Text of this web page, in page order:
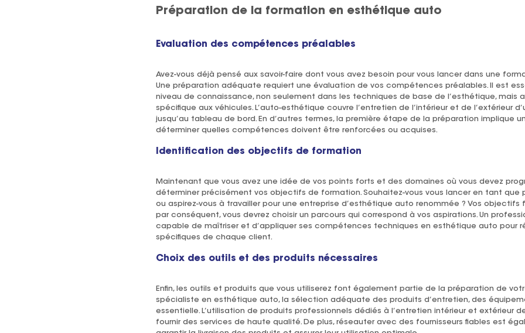
Préparation de la formation en esthétique auto
Evaluation des compétences préalables
Avez-vous déjà pensé aux savoir-faire dont vous avez besoin pour vous lancer dans une
Une préparation adéquate requiert une évaluation de vos compétences préalables. Il est
niveau de connaissance, non seulement dans les techniques de base de l’esthétique, mais
spécifique aux véhicules. L’auto-esthétique couvre l’entretien de l’intérieur et de l’extérieur
jusqu’au tableau de bord. En d’autres termes, la première étape de la préparation implique
déterminer quelles compétences doivent être renforcées ou acquises.
Identification des objectifs de formation
Maintenant que vous avez une idée de vos points forts et des domaines où vous devez
déterminer précisément vos objectifs de formation. Souhaitez-vous vous lancer en tant que
ou aspirez-vous à travailler pour une entreprise d’esthétique auto renommée ? Vos
par conséquent, vous devrez choisir un parcours qui correspond à vos aspirations. Un
capable de maîtriser et d’appliquer ses compétences techniques en esthétique auto pour
spécifiques de chaque client.
Choix des outils et des produits nécessaires
Enfin, les outils et produits que vous utiliserez font également partie de la préparation de
spécialiste en esthétique auto, la sélection adéquate des produits d’entretien, des
essentielle. L’utilisation de produits professionnels dédiés à l’entretien intérieur et extérieur
fournir des services de haute qualité. De plus, réseauter avec des fournisseurs fiables est